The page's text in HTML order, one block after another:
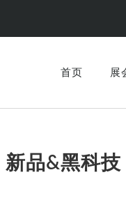
首页 展
品&黑科技